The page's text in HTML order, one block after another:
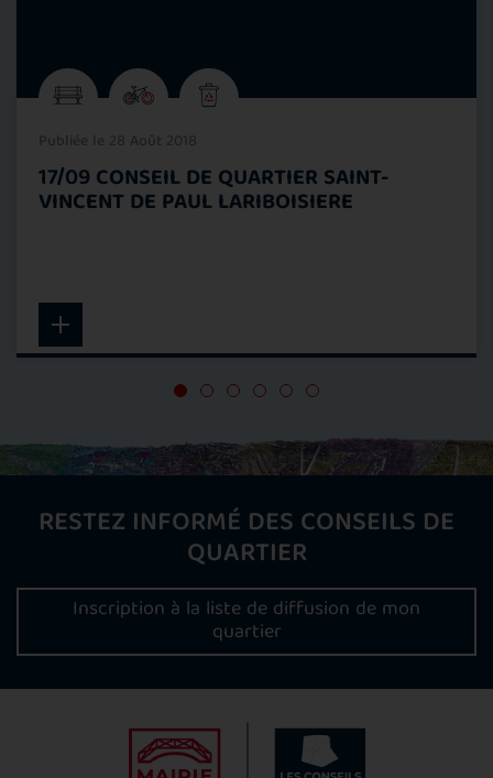
Publiée le 28 Août 2018
17/09 CONSEIL DE QUARTIER SAINT-
VINCENT DE PAUL LARIBOISIERE
RESTEZ INFORMÉ DES CONSEILS DE
QUARTIER
Inscription à la liste de diffusion de mon
quartier